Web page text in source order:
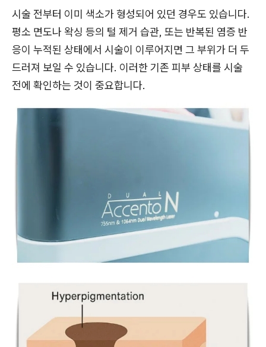
시술 전부터 이미 색소가 형성되어 있던 경우도 있습니다.
평소 면도나 왁싱 등의 털 제거 습관, 또는 반복된 염증 반
응이 누적된 상태에서 시술이 이루어지면 그 부위가 더 두
드러져 보일 수 있습니다. 이러한 기존 피부 상태를 시술
전에 확인하는 것이 중요합니다.